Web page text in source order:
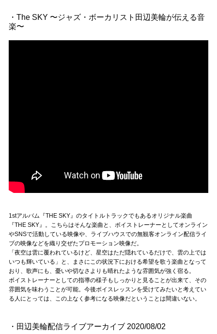
・The SKY 〜ジャズ・ボーカリスト田辺美輪が伝える音
楽〜
1stアルバム『THE SKY』のタイトルトラックでもあるオリジナル楽曲
『THE SKY』。こちらはそんな楽曲と、ボイストレーナーとしてオンライン
やSNSで活動している映像や、ライブハウスでの無観客オンライン配信ライ
ブの映像などを織り交ぜたプロモーション映像だ。
「夜空は雲に覆われているけど、星空はただ隠れているだけで、雲の上では
いつも輝いている」と、まさにこの状況下における希望を歌う楽曲となって
おり、歌声にも、憂いや切なさよりも晴れたような雰囲気が強く宿る。
ボイストレーナーとしての指導の様子もしっかりと見ることが出来て、その
雰囲気を味わうことが可能。今後ボイスレッスンを受けてみたいと考えてい
る人にとっては、この上なく参考になる映像だということは間違いない。
・田辺美輪配信ライブアーカイブ 2020/08/02